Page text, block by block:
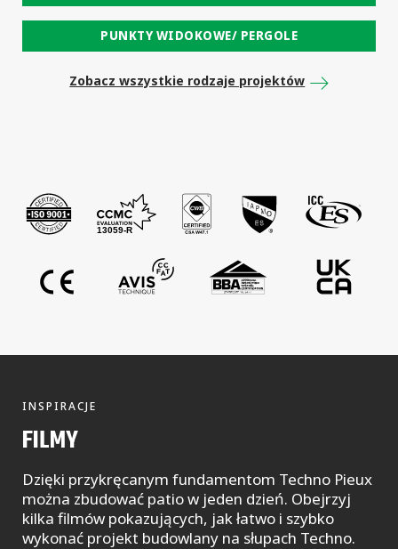
PUNKTY WIDOKOWE/ PERGOLE
Zobacz wszystkie rodzaje projektów
INSPIRACJE
FILMY
Dzięki przykręcanym fundamentom Techno Pieux
można zbudować patio w jeden dzień. Obejrzyj
kilka filmów pokazujących, jak łatwo i szybko
wykonać projekt budowlany na słupach Techno.